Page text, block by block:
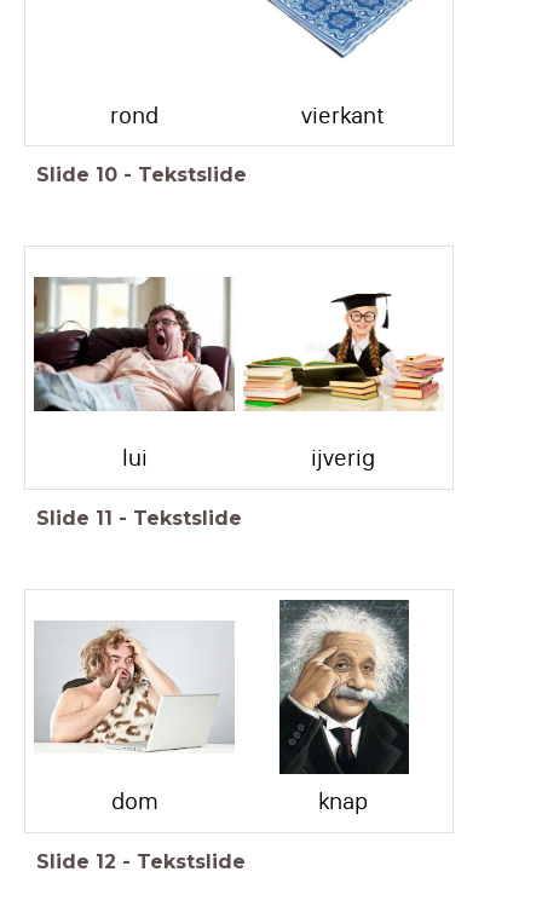
rond vierkant
Slide 10 - Tekstslide
lui ijverig
Slide 11 - Tekstslide
dom knap
Slide 12 - Tekstslide